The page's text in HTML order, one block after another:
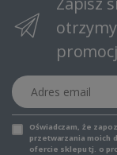
Adres email
Oświadczam, że
przetwarzania moich
ofercie sklepu tj. o